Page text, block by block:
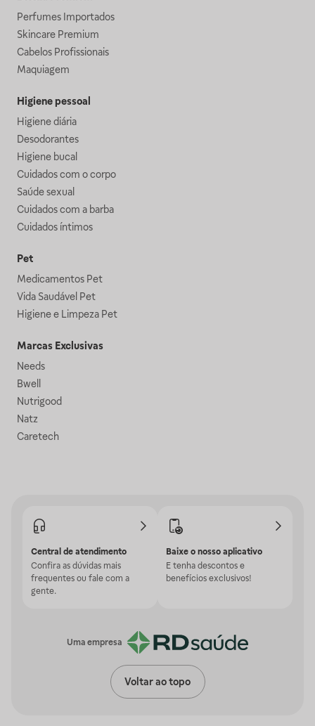
Perfumes Importados
Skincare Premium
Cabelos Profissionais
Maquiagem
Higiene pessoal
Higiene diária
Desodorantes
Higiene bucal
Cuidados com o corpo
Saúde sexual
Cuidados com a barba
Cuidados íntimos
Pet
Medicamentos Pet
Vida Saudável Pet
Higiene e Limpeza Pet
Marcas Exclusivas
Needs
Bwell
Nutrigood
Natz
Caretech
Central de atendimento
Confira as dúvidas mais
frequentes ou fale com a
gente.
Baixe o nosso aplicativo
E tenha descontos e
benefícios exclusivos!
Uma empresa
Voltar ao topo